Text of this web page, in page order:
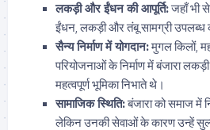
लकड़ी और ईंधन की आपूर्ति:जहाँ भी
ईंधन, लकड़ी और तंबू सामग्री उपलब्ध
सैन्य निर्माण में योगदान:मुगल किलों,
परियोजनाओं के निर्माण में बंजारा
महत्वपूर्ण भूमिका निभाते थे।
सामाजिक स्थिति:बंजारा को समाज में
लेकिन उनकी सेवाओं के कारण उन्हें